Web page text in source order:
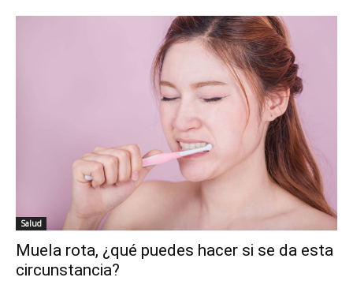
Salud
Muela rota, ¿qué puedes hacer si se da esta
circunstancia?